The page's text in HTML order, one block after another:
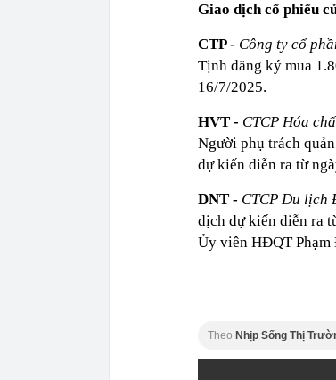
Giao dịch cổ phiếu
CTP - Công ty cổ
Tịnh đăng ký mua
16/7/2025.
HVT - CTCP Hóa
Người phụ trách
dự kiến diễn ra từ
DNT - CTCP Du lịch
dịch dự kiến diễn ra
Ủy viên HĐQT Phạm
Theo Nhịp Sống Thị